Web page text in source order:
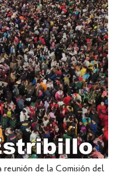
reunión de la Comisión del